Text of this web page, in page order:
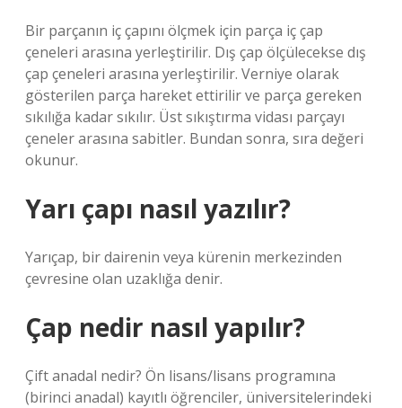
Bir parçanın iç çapını ölçmek için parça iç çap
çeneleri arasına yerleştirilir. Dış çap ölçülecekse dış
çap çeneleri arasına yerleştirilir. Verniye olarak
gösterilen parça hareket ettirilir ve parça gereken
sıkılığa kadar sıkılır. Üst sıkıştırma vidası parçayı
çeneler arasına sabitler. Bundan sonra, sıra değeri
okunur.
Yarı çapı nasıl yazılır?
Yarıçap, bir dairenin veya kürenin merkezinden
çevresine olan uzaklığa denir.
Çap nedir nasıl yapılır?
Çift anadal nedir? Ön lisans/lisans programına
(birinci anadal) kayıtlı öğrenciler, üniversitelerindeki